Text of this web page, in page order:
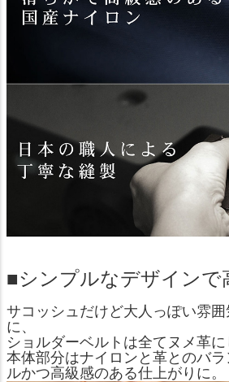
■シンプルなデザインで
サコッシュだけど大人っぽい雰
に、
ショルダーベルトは全てヌメ革に
本体部分はナイロンと革とのバ
ルかつ高級感のある仕上がりに。